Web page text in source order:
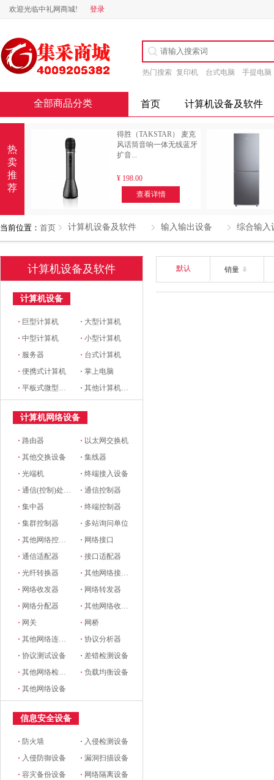
欢迎光临中礼网商城! 登录
热门搜索 复印机 台式电脑 手提电脑
全部商品分类 首页 计算机设备及软件
热
卖
推
荐
得胜（TAKSTAR） 麦克
风话筒音响一体无线蓝牙
扩音...
¥ 198.00
查看详情
当前位置： 首页 计算机设备及软件 输入输出设备 综合输入
计算机设备及软件
计算机设备
· 巨型计算机 · 大型计算机
·中型计算机 ·小型计算机
· 服务器 · 台式计算机
·便携式计算机 ·掌上电脑
·平板式微型计算机 ·其他计算机设备
计算机网络设备
· 路由器 · 以太网交换机
·其他交换设备 ·集线器
·光端机 ·终端接入设备
·通信(控制)处理机 ·通信控制器
·集中器 ·终端控制器
·集群控制器 · 多站询问单位
·其他网络控制设备 · 网络接口
·通信适配器 ·接口适配器
·光纤转换器 ·其他网络接口和适配器
· 网络收发器 · 网络转发器
· 网络分配器 ·其他网络收发设备
· 网关 · 网桥
·其他网络连接设备 ·协议分析器
·协议测试设备 · 差错检测设备
·其他网络检测设备 ·负载均衡设备
·其他网络设备
信息安全设备
· 防火墙 · 入侵检测设备
· 入侵防御设备 ·漏洞扫描设备
·容灾备份设备 · 网络隔离设备
默认 销量